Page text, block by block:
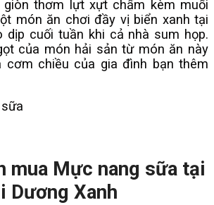
giòn thơm lựt xựt chấm kèm muối
món ăn chơi đầy vị biển xanh tại
dịp cuối tuần khi cả nhà sum họp.
của món hải sản từ món ăn này
cơm chiều của gia đình bạn thêm
mua Mực nang sữa tại
Dương Xanh